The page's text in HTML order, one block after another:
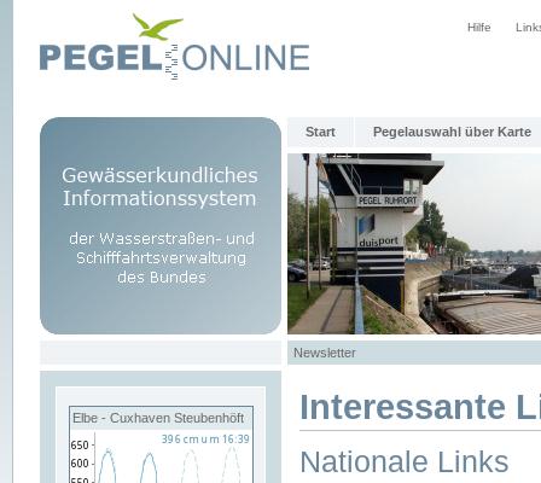
Hilfe
Start Pegelauswahl über Karte
Newsletter
Elbe - Cuxhaven Steubenhöft Interessante
Nationale Links